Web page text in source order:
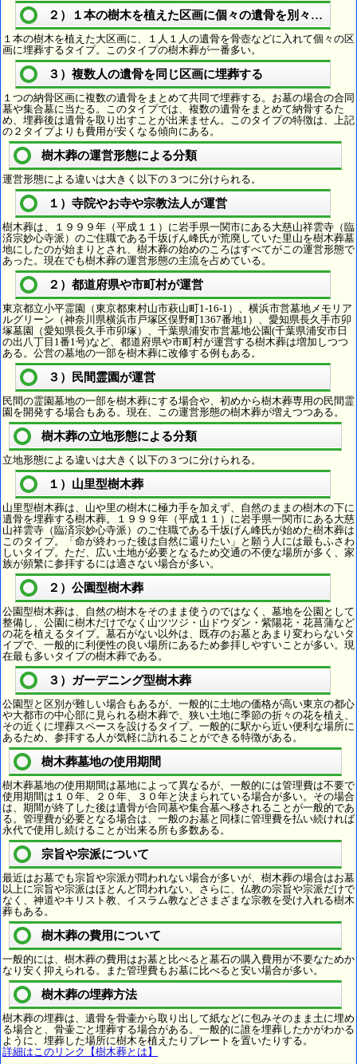
２）１本の樹木を植えた区画に個々の遺骨を別々に埋葬
１本の樹木を植えた大区画に、１人１人の遺骨を骨壺などに入れて個々の区
画に埋葬するタイプ。このタイプの樹木葬が一番多い。
３）複数人の遺骨を同じ区画に埋葬する
１つの納骨区画に複数の遺骨をまとめて共同で埋葬する。お墓の場合の合同
墓や集合墓に当たる。このタイプでは、複数の遺骨をまとめて納骨するた
め、埋葬後は遺骨を取り出すことが出来ません。このタイプの特徴は、上記
の２タイプよりも費用が安くなる傾向にある。
樹木葬の運営形態による分類
運営形態による違いは大きく以下の３つに分けられる。
１）寺院やお寺や宗教法人が運営
樹木葬は、１９９９年（平成１１）に岩手県一関市にある大慈山祥雲寺（臨
済宗妙心寺派）のご住職である千坂げん峰氏が荒廃していた里山を樹木葬墓
地にしたのが始まりとされ、樹木葬の始めのころはすべてがこの運営形態で
あった。現在でも樹木葬の運営形態の主流を占めている。
２）都道府県や市町村が運営
東京都立小平霊園（東京都東村山市萩山町1-16-1）、横浜市営墓地メモリア
ルグリーン（神奈川県横浜市戸塚区俣野町1367番地1）、愛知県長久手市卯
塚墓園（愛知県長久手市卯塚）、千葉県浦安市営墓地公園(千葉県浦安市日
の出八丁目1番1号)など、都道府県や市町村が運営する樹木葬は増加しつつ
ある。公営の墓地の一部を樹木葬に改修する例もある。
３）民間霊園が運営
民間の霊園墓地の一部を樹木葬にする場合や、初めから樹木葬専用の民間霊
園を開発する場合もある。現在、この運営形態の樹木葬が増えつつある。
樹木葬の立地形態による分類
立地形態による違いは大きく以下の３つに分けられる。
１）山里型樹木葬
山里型樹木葬は、山や里の樹木に極力手を加えず、自然のままの樹木の下に
遺骨を埋葬する樹木葬。１９９９年（平成１１）に岩手県一関市にある大慈
山祥雲寺（臨済宗妙心寺派）のご住職である千坂げん峰氏が始めた樹木葬は
このタイプ。「命が終わった後は自然に還りたい」と願う人には最もふさわ
しいタイプ。ただ、広い土地が必要となるため交通の不便な場所が多く、家
族が頻繁に参拝するには適さない場合が多い。
２）公園型樹木葬
公園型樹木葬は、自然の樹木をそのまま使うのではなく、墓地を公園として
整備し、公園に樹木だけでなく山ツツジ・山ドウダン・紫陽花・花菖蒲など
の花を植えるタイプ。墓石がない以外は、既存のお墓とあまり変わらないタ
イプで、一般的に利便性の良い場所にあるため参拝しやすいことが多い。現
在最も多いタイプの樹木葬である。
３）ガーデニング型樹木葬
公園型と区別が難しい場合もあるが、一般的に土地の価格が高い東京の都心
や大都市の中心部に見られる樹木葬で、狭い土地に季節の折々の花を植え、
その近くに埋葬スペースを設けるタイプ。一般的に駅から近い便利な場所に
あるため、参拝する人が気軽に訪れることができる特徴がある。
樹木葬墓地の使用期間
樹木葬墓地の使用期間は墓地によって異なるが、一般的には管理費は不要で
使用期間は１０年、２０年、３０年と決まられている場合が多い。その場合
は、期間が終了した後は遺骨が合同墓や集合墓へ移されることが一般的であ
る。管理費が必要となる場合は、一般のお墓と同様に管理費を払い続ければ
永代で使用し続けることが出来る所も多数ある。
宗旨や宗派について
最近はお墓でも宗旨や宗派が問われない場合が多いが、樹木葬の場合はお墓
以上に宗旨や宗派はほとんど問われない。さらに、仏教の宗旨や宗派だけで
なく、神道やキリスト教、イスラム教などさまざまな宗教を受け入れる樹木
葬もある。
樹木葬の費用について
一般的には、樹木葬の費用はお墓と比べると墓石の購入費用が不要なためか
なり安く抑えられる。また管理費もお墓に比べると安い場合が多い。
樹木葬の埋葬方法
樹木葬の埋葬は、遺骨を骨壷から取り出して紙などに包みそのまま土に埋め
る場合と、骨壷ごと埋葬する場合がある。一般的に誰を埋葬したかがわかる
ように、埋葬した場所に樹木を植えたりプレートを置いたりする。
詳細はこのリンク【樹木葬とは】